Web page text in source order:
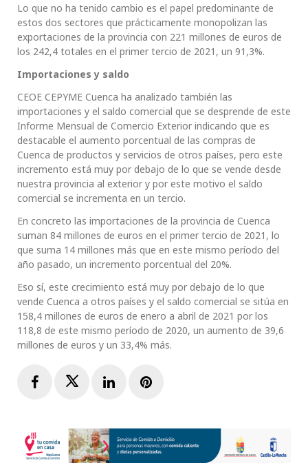
Lo que no ha tenido cambio es el papel predominante de
estos dos sectores que prácticamente monopolizan las
exportaciones de la provincia con 221 millones de euros de
los 242,4 totales en el primer tercio de 2021, un 91,3%.
Importaciones y saldo
CEOE CEPYME Cuenca ha analizado también las
importaciones y el saldo comercial que se desprende de este
Informe Mensual de Comercio Exterior indicando que es
destacable el aumento porcentual de las compras de
Cuenca de productos y servicios de otros países, pero este
incremento está muy por debajo de lo que se vende desde
nuestra provincia al exterior y por este motivo el saldo
comercial se incrementa en un tercio.
En concreto las importaciones de la provincia de Cuenca
suman 84 millones de euros en el primer tercio de 2021, lo
que suma 14 millones más que en este mismo período del
año pasado, un incremento porcentual del 20%.
Eso sí, este crecimiento está muy por debajo de lo que
vende Cuenca a otros países y el saldo comercial se sitúa en
158,4 millones de euros de enero a abril de 2021 por los
118,8 de este mismo período de 2020, un aumento de 39,6
millones de euros y un 33,4% más.
FacebookTwitterLinkedInPinterest